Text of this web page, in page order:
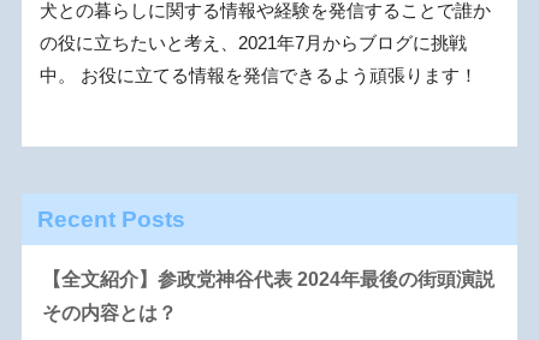
犬との暮らしに関する情報や経験を発信することで誰か
の役に立ちたいと考え、2021年7月からブログに挑戦
中。 お役に立てる情報を発信できるよう頑張ります！
Recent Posts
【全文紹介】参政党神谷代表 2024年最後の街頭演説
その内容とは？